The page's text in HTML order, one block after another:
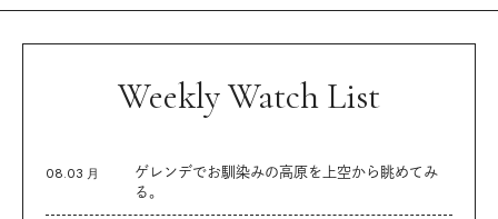
Weekly Watch List
08.03 月
ゲレンデでお馴染みの高原を上空から眺めてみ
る。